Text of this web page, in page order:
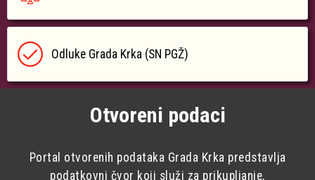
Odluke Grada Krka (SN PGŽ)
Otvoreni podaci
Portal otvorenih podataka Grada Krka predstavlja
podatkovni čvor koji služi za prikupljanje,